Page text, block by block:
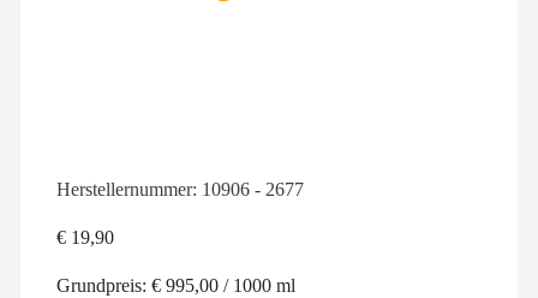
Herstellernummer: 10906 - 2677
€ 19,90
Grundpreis: € 995,00 / 1000 ml